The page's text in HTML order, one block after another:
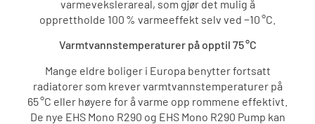
varmevekslerareal, som gjør det mulig å
opprettholde 100 % varmeeffekt selv ved −10 °C.
Varmtvannstemperaturer på opptil 75 °C
Mange eldre boliger i Europa benytter fortsatt
radiatorer som krever varmtvannstemperaturer på
65 °C eller høyere for å varme opp rommene effektivt.
De nye EHS Mono R290 og EHS Mono R290 Pump kan